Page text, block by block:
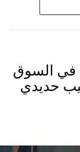
نوكينوفا
إحدى عظام
متعددة على
(43 عاما) اتهامات بالتعذيب
عقوبة
في السوق
حديدي